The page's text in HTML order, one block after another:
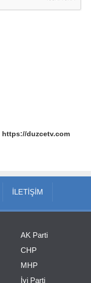
https://duzcetv.com
İLETİŞİM
AK Parti
CHP
MHP
İyi Parti